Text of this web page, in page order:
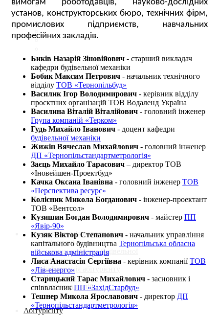
новини міжнародної
співпраці
новини кафедри будівельної
механіки
Інформація абітурієнту
Цікаві-статті
календар подій
Абітурієнту
вимогам роботодавців, науково-дослідних
установ, конструкторських бюро, технічних фірм,
промислових підприємств, навчальних
професійних закладів.
Биків Назарій Зіновійович - старший викладач
кафедри будівельної механіки
Бобик Максим Петрович - начальник технічного
відділу ТОВ «Тернопільбуд»
Василик Ігор Володимирович - керівник відділу
проєктних організацій ТОВ Водаленд Україна
Василина Віталій Віталійович - головний інженер
Група компаній «Терком»
Гудь Михайло Іванович - доцент кафедри
будівельної механіки
Жижін Вячеслав Михайлович - головний інженер
ДП «Тернопільстандартметрологія»
Заєць Михайло Тарасович – директор ТОВ
«Іновейшен-Проектбуд»
Качка Оксана Іванівна - головний інженер ТОВ
«Перспектива ресурс»
Колісник Микола Богданович - інженер-проектант
ТОВ «Вентсол»
Кузишин Богдан Володимирович - майстер ПП
«Явір-90»
Кузяк Віктор Степанович - начальник управління
капітального будівництва Тернопільська обласна
військова адміністрація
Лиса Анастасія Сергіївна - керівник компаніїТОВ
«Лів-енерго»
Старицький Тарас Михайлович - засновник і
співвласник ПП «ЗахідСтарбуд»
Тешнер Микола Ярославович - директор ДП
«Тернопільстандартметрологія»